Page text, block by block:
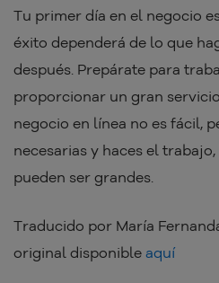
Tu primer día en el negocio
éxito dependerá de lo que
después. Prepárate para
proporcionar un gran
negocio en línea no es fácil,
necesarias y haces el
pueden ser grandes.
Traducido por María
original disponible aquí